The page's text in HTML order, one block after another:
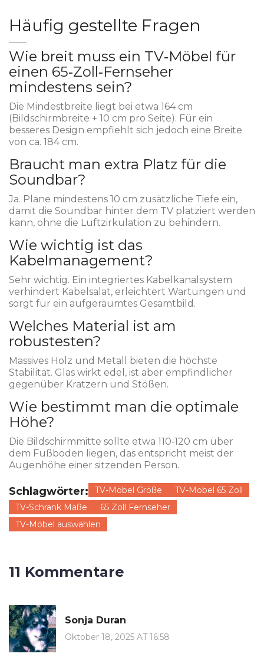
Häufig gestellte Fragen
Wie breit muss ein TV‑Möbel für
einen 65‑Zoll‑Fernseher
mindestens sein?
Die Mindestbreite liegt bei etwa 164 cm
(Bildschirmbreite + 10 cm pro Seite). Für ein
besseres Design empfiehlt sich jedoch eine Breite
von ca. 184 cm.
Braucht man extra Platz für die
Soundbar?
Ja. Plane mindestens 10 cm zusätzliche Tiefe ein,
damit die Soundbar hinter dem TV platziert werden
kann, ohne die Luftzirkulation zu behindern.
Wie wichtig ist das
Kabelmanagement?
Sehr wichtig. Ein integriertes Kabelkanalsystem
verhindert Kabelsalat, erleichtert Wartungen und
sorgt für ein aufgeräumtes Gesamtbild.
Welches Material ist am
robustesten?
Massives Holz und Metall bieten die höchste
Stabilität. Glas wirkt edel, ist aber empfindlicher
gegenüber Kratzern und Stößen.
Wie bestimmt man die optimale
Höhe?
Die Bildschirmmitte sollte etwa 110‑120 cm über
dem Fußboden liegen, das entspricht meist der
Augenhöhe einer sitzenden Person.
Schlagwörter: TV-Möbel Größe
TV-Möbel 65 Zoll
TV-Schrank Maße
65 Zoll Fernseher
TV-Möbel auswählen
11 Kommentare
Sonja Duran
Oktober 18, 2025 AT 16:58